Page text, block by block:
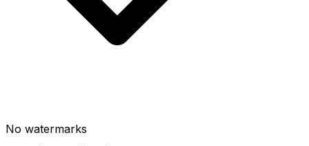
No watermarks